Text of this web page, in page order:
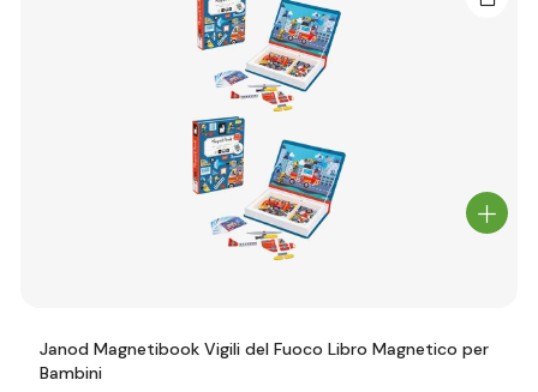
Janod Magnetibook Vigili del Fuoco Libro Magnetico per
Bambini